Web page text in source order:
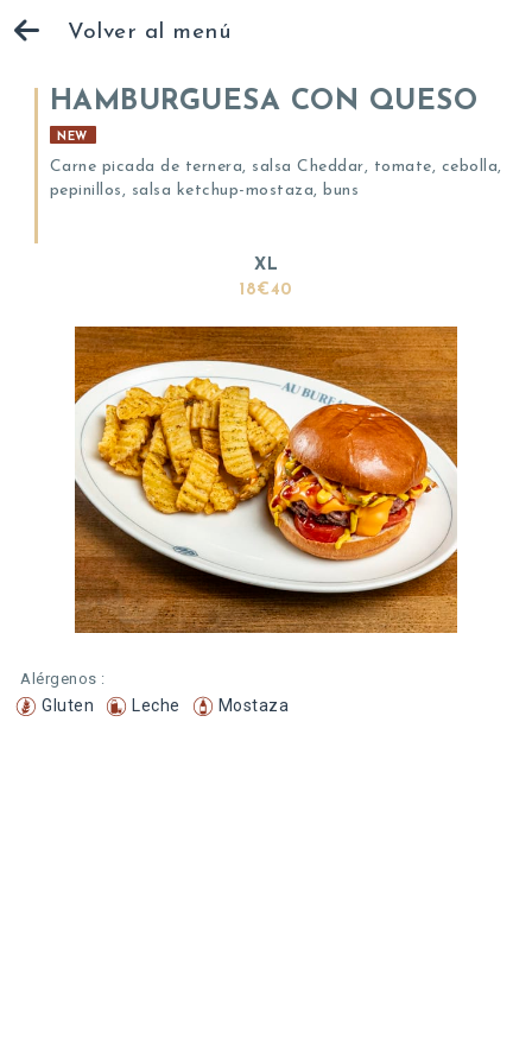
Volver al menú
HAMBURGUESA CON QUESO
NEW
Carne picada de ternera, salsa Cheddar, tomate, cebolla,
pepinillos, salsa ketchup-mostaza, buns
XL
18€40
Alérgenos :
Gluten Leche Mostaza